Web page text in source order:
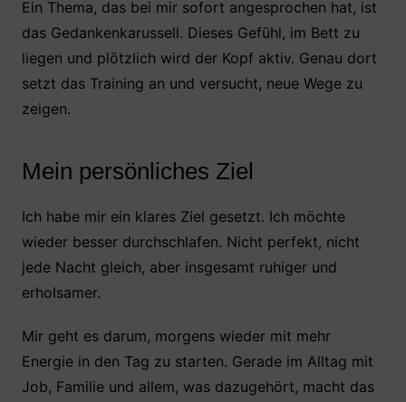
Ein Thema, das bei mir sofort angesprochen hat, ist
das Gedankenkarussell. Dieses Gefühl, im Bett zu
liegen und plötzlich wird der Kopf aktiv. Genau dort
setzt das Training an und versucht, neue Wege zu
zeigen.
Mein persönliches Ziel
Ich habe mir ein klares Ziel gesetzt. Ich möchte
wieder besser durchschlafen. Nicht perfekt, nicht
jede Nacht gleich, aber insgesamt ruhiger und
erholsamer.
Mir geht es darum, morgens wieder mit mehr
Energie in den Tag zu starten. Gerade im Alltag mit
Job, Familie und allem, was dazugehört, macht das